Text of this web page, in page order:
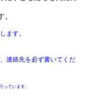
ます。
連絡先を必ず書いてくだ
っています。